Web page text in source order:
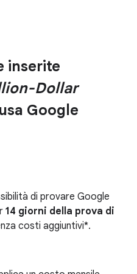
inserite
Dollar
Google
di provare Google
14 giorni della prova di
costi aggiuntivi*.